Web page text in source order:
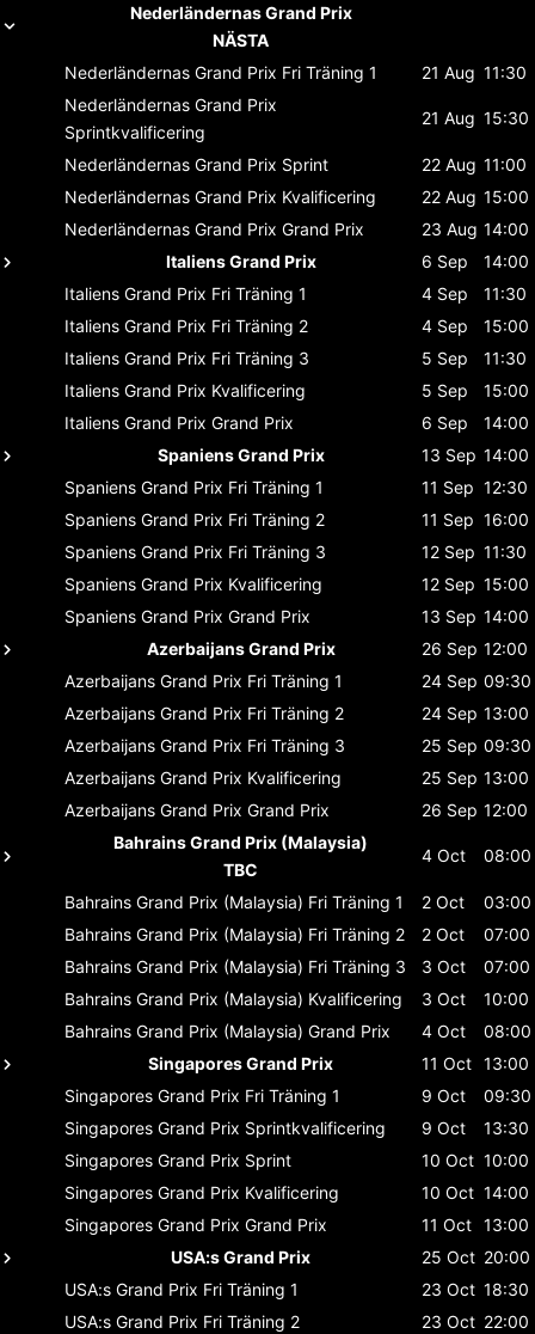
Nederländernas Grand Prix
NÄSTA
Nederländernas Grand Prix Fri Träning 1 21 Aug 11:30
Nederländernas Grand Prix
Sprintkvalificering
21 Aug 15:30
Nederländernas Grand Prix Sprint 22 Aug 11:00
Nederländernas Grand Prix Kvalificering 22 Aug 15:00
Nederländernas Grand Prix Grand Prix 23 Aug 14:00
Italiens Grand Prix
6 Sep
14:00
Italiens Grand Prix Fri Träning 1 4 Sep
11:30
Italiens Grand Prix Fri Träning 2 4 Sep
15:00
Italiens Grand Prix Fri Träning 3 5 Sep
11:30
Italiens Grand Prix Kvalificering 5 Sep
15:00
Italiens Grand Prix Grand Prix 6 Sep
14:00
Spaniens Grand Prix
13 Sep 14:00
Spaniens Grand Prix Fri Träning 1 11 Sep 12:30
Spaniens Grand Prix Fri Träning 2 11 Sep 16:00
Spaniens Grand Prix Fri Träning 3 12 Sep 11:30
Spaniens Grand Prix Kvalificering 12 Sep 15:00
Spaniens Grand Prix Grand Prix 13 Sep 14:00
Azerbaijans Grand Prix
26 Sep 12:00
Azerbaijans Grand Prix Fri Träning 1 24 Sep 09:30
Azerbaijans Grand Prix Fri Träning 2 24 Sep 13:00
Azerbaijans Grand Prix Fri Träning 3 25 Sep 09:30
Azerbaijans Grand Prix Kvalificering 25 Sep 13:00
Azerbaijans Grand Prix Grand Prix 26 Sep 12:00
Bahrains Grand Prix (Malaysia)
TBC
4 Oct 08:00
Bahrains Grand Prix (Malaysia) Fri Träning 1 2 Oct
03:00
Bahrains Grand Prix (Malaysia) Fri Träning 2 2 Oct
07:00
Bahrains Grand Prix (Malaysia) Fri Träning 3 3 Oct
07:00
Bahrains Grand Prix (Malaysia) Kvalificering 3 Oct
10:00
Bahrains Grand Prix (Malaysia) Grand Prix 4 Oct
08:00
Singapores Grand Prix
11 Oct 13:00
Singapores Grand Prix Fri Träning 1 9 Oct
09:30
Singapores Grand Prix Sprintkvalificering 9 Oct
13:30
Singapores Grand Prix Sprint 10 Oct 10:00
Singapores Grand Prix Kvalificering 10 Oct 14:00
Singapores Grand Prix Grand Prix 11 Oct 13:00
USA:s Grand Prix
25 Oct 20:00
USA:s Grand Prix Fri Träning 1 23 Oct 18:30
USA:s Grand Prix Fri Träning 2 23 Oct 22:00